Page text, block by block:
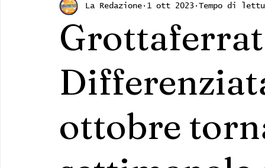
Roma Capitale Regione Lazio Associazioni
Monteporzio Catone Partner
ottobre
La Redazione 1 ott 2023 Tempo di